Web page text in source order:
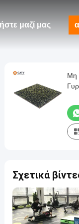
μαζί μας
Μη
Σχετικά